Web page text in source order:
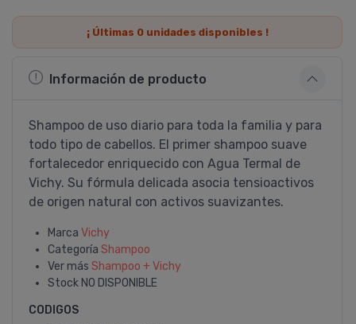
¡ Últimas 0unidades disponibles !
Información de producto
Shampoo de uso diario para toda la familia y para
todo tipo de cabellos. El primer shampoo suave
fortalecedor enriquecido con Agua Termal de
Vichy. Su fórmula delicada asocia tensioactivos
de origen natural con activos suavizantes.
Marca Vichy
Categoría Shampoo
Ver más Shampoo + Vichy
Stock NO DISPONIBLE
CODIGOS